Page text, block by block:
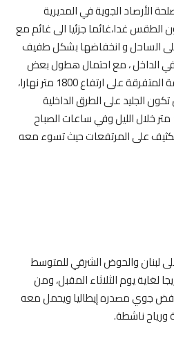
الأرصاد الجوية في المديرية
الطقس غدا،غائما جزئيا الى غائم مع
على الساحل و انخفاضها بشكل طفيف
الداخل ، مع احتمال هطول بعض
الأمطار و تساقط الثلوج الخفيفة المتفرقة على ارتفاع 1800 متر نهارا،
الجليد على الطرق الداخلية
والجبلية إعتبارا من ارتفاع 1500 متر خلال الليل وفي ساعات الصباح
على المرتفعات حيث تسوء معه
والحوض الشرقي للمتوسط
لغاية يوم الثلاثاء المقبل، ومن
جوي مصدره إيطاليا ويحمل معه
ورياح ناشطة.